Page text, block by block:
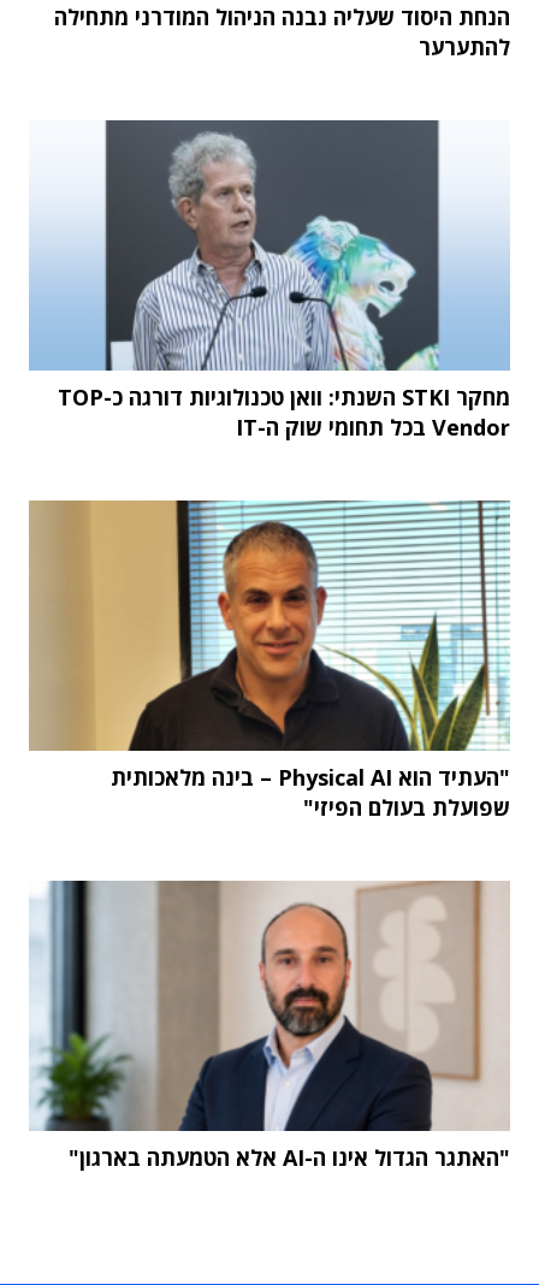
הנחת היסוד שעליה נבנה הניהול המודרני מתחילה
להתערער
מחקר STKI השנתי: וואן טכנולוגיות דורגה כ-TOP
Vendor בכל תחומי שוק ה-IT
"העתיד הוא Physical AI – בינה מלאכותית
שפועלת בעולם הפיזי"
"האתגר הגדול אינו ה-AI אלא הטמעתה בארגון"